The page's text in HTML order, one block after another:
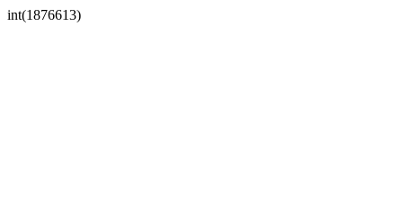
int(1876613)